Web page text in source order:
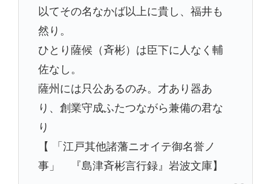
以てその名なかば以上に貴し、福井も
然り。
ひとり薩候（斉彬）は臣下に人なく輔
佐なし。
薩州には只公あるのみ。才あり器あ
り、創業守成ふたつながら兼備の君な
り
【 「江戸其他諸藩ニオイテ御名誉ノ
事」 『島津斉彬言行録』岩波文庫】